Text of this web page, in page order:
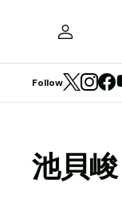
Follow
池貝峻